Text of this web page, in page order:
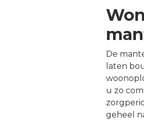
De
laten
u zo
geheel